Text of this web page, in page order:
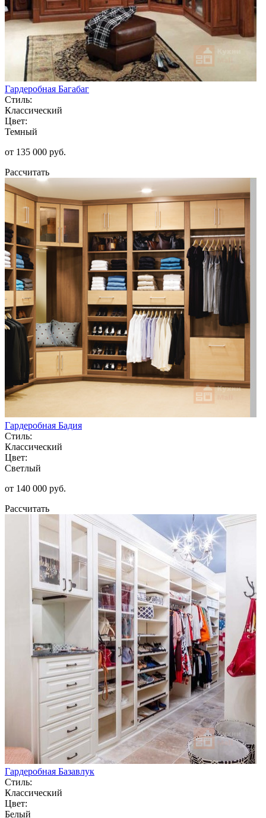
Гардеробная Багабаг
Стиль:
Классический
Цвет:
Темный
от 135 000 руб.
Рассчитать
Гардеробная Бадия
Стиль:
Классический
Цвет:
Светлый
от 140 000 руб.
Рассчитать
Гардеробная Базавлук
Стиль:
Классический
Цвет:
Белый